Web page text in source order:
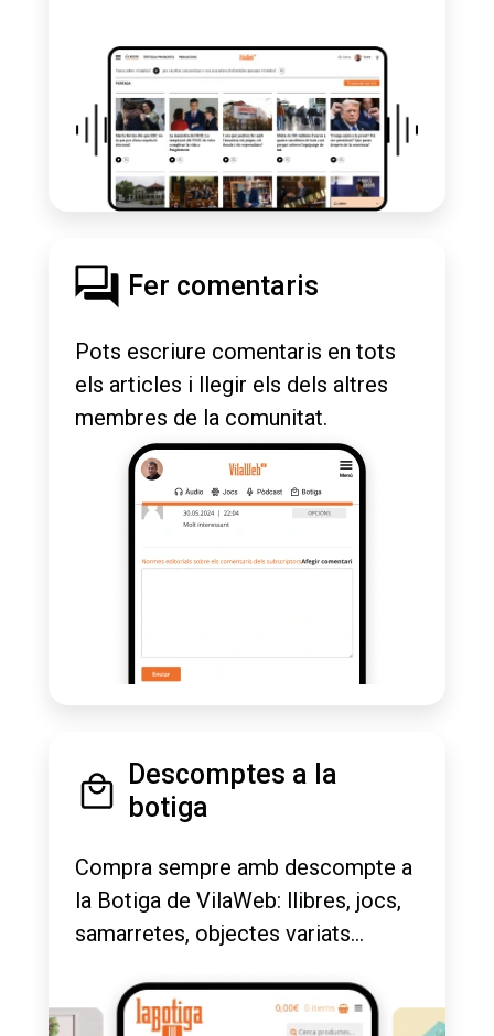
Fer comentaris
Pots escriure comentaris en tots
els articles i llegir els dels altres
membres de la comunitat.
Descomptes a la
botiga
Compra sempre amb descompte a
la Botiga de VilaWeb: llibres, jocs,
samarretes, objectes variats...